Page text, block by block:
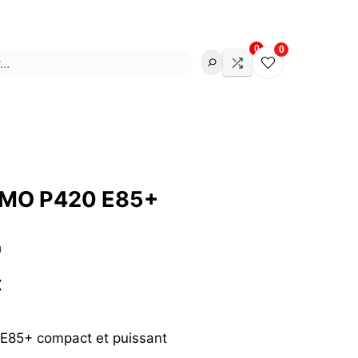
0 0
P420 E85+
prix :compact et puissant